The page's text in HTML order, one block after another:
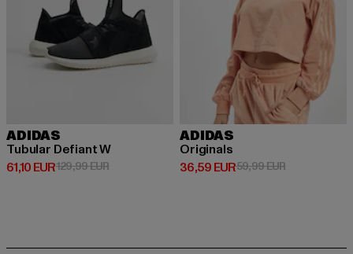
ADIDAS
Tubular Defiant W
61,10 EUR
Derzeitiger Preis: 61,10 EUR
129,99 EURAktionspreis: 129,99 EUR
ADIDAS
Originals
36,59 EUR
Derzeitiger Preis: 36,59 EUR
59,99 EURAktionspreis: